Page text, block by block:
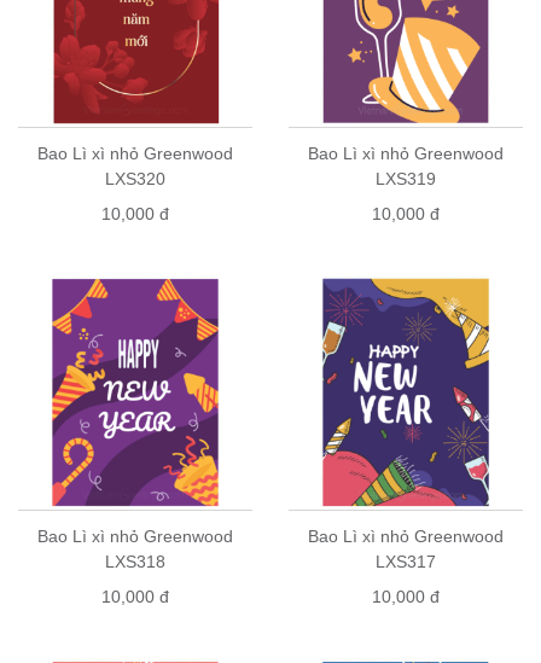
Bao Lì xì nhỏ Greenwood
LXS320
10,000 đ
Bao Lì xì nhỏ Greenwood
LXS319
10,000 đ
Bao Lì xì nhỏ Greenwood
LXS318
10,000 đ
Bao Lì xì nhỏ Greenwood
LXS317
10,000 đ